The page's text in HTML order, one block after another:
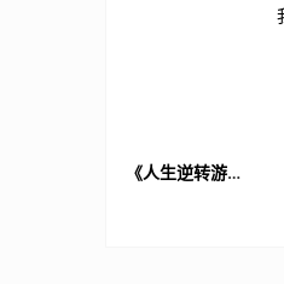
《人生逆转游戏